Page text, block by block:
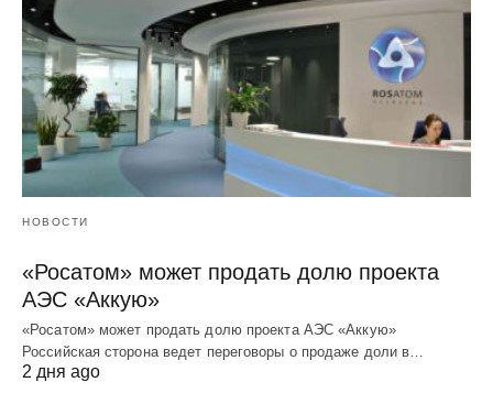
НОВОСТИ
«Росатом» может продать долю проекта
АЭС «Аккую»
«Росатом» может продать долю проекта АЭС «Аккую»
Российская сторона ведет переговоры о продаже доли в…
2 дня ago